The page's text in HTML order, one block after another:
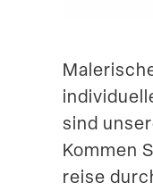
sind
Kommen
reise